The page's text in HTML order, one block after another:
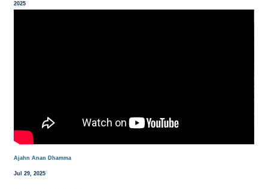
2025
Ajahn Anan Dhamma
Jul 29, 2025